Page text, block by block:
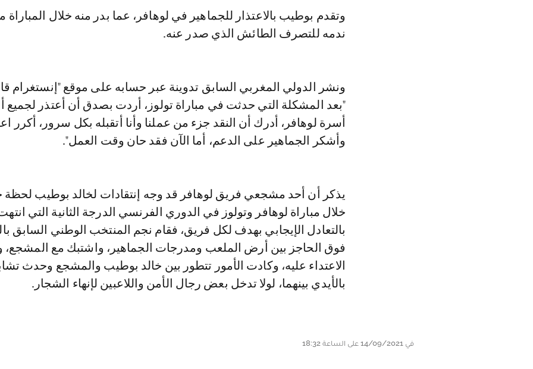
وتقدم بوطيب بالاعتذار للجماهير في لوهافر، عما بدر منه خلال المباراة مبديا
ندمه للتصرف الطائش الذي صدر عنه.
ونشر الدولي المغربي السابق تدوينة عبر حسابه على موقع "إنستغرام
"بعد المشكلة التي حدثت في مباراة تولوز، أردت بصدق أن أعتذر لجميع
أسرة لوهافر، أدرك أن النقد جزء من عملنا وأنا أتقبله بكل سرور، أكرر
وأشكر الجماهير على الدعم، أما الآن فقد حان وقت العمل".
يذكر أن أحد مشجعي فريق لوهافر قد وجه إنتقادات لخالد بوطيب لحظة
خلال مباراة لوهافر وتولوز في الدوري الفرنسي الدرجة الثانية التي
بالتعادل الإيجابي بهدف لكل فريق، فقام نجم المنتخب الوطني السابق
فوق الحاجز بين أرض الملعب ومدرجات الجماهير، واشتبك مع المشجع،
الاعتداء عليه، وكادت الأمور تتطور بين خالد بوطيب والمشجع وحدث
بالأيدي بينهما، لولا تدخل بعض رجال الأمن واللاعبين لإنهاء الشجار.
في 14/09/2021 على الساعة 18:32